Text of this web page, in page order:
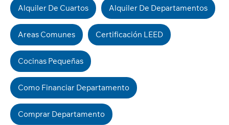
Alquiler De Cuartos Alquiler De Departamentos
Areas Comunes Certificación LEED
Cocinas Pequeñas
Como Financiar Departamento
Comprar Departamento